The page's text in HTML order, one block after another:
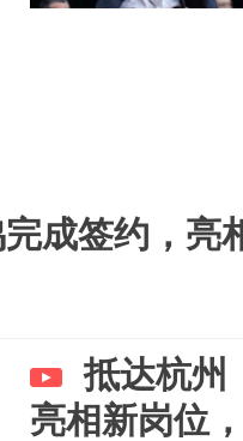
成签约，亮
抵达杭州
亮相新岗位